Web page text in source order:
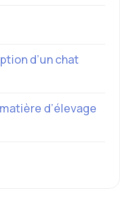
d’un chat
d’élevage